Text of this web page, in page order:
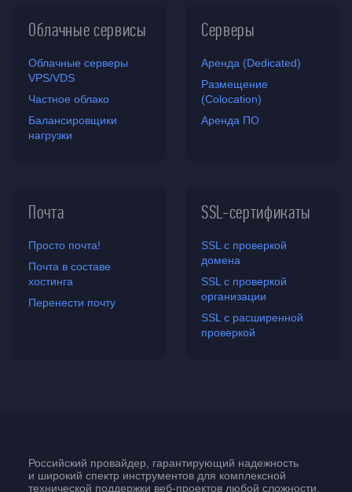
Облачные сервисы
Облачные серверы
VPS/VDS
Частное облако
Балансировщики
нагрузки
Серверы
Аренда (Dedicated)
Размещение
(Colocation)
Аренда ПО
Почта
Просто почта!
Почта в составе
хостинга
Перенести почту
SSL-сертификаты
SSL с проверкой
домена
SSL с проверкой
организации
SSL с расширенной
проверкой
Российский провайдер, гарантирующий надежность
и широкий спектр инструментов для комплексной
технической поддержки веб-проектов любой сложности.